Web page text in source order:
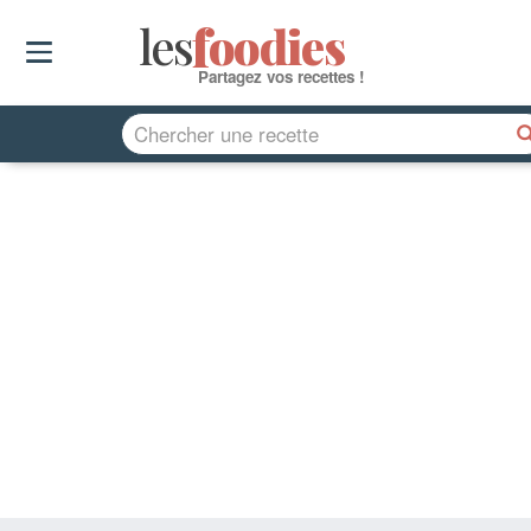
lesfoodies
Partagez vos recettes !